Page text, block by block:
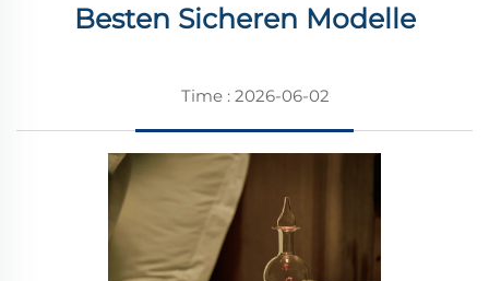
Besten Sicheren Modelle
Time : 2026-06-02